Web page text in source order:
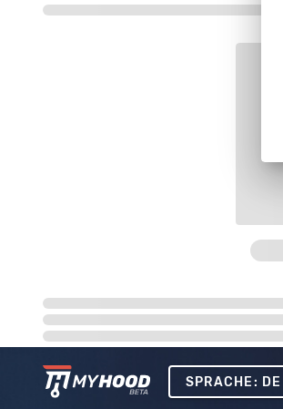
SPRACHE: DE